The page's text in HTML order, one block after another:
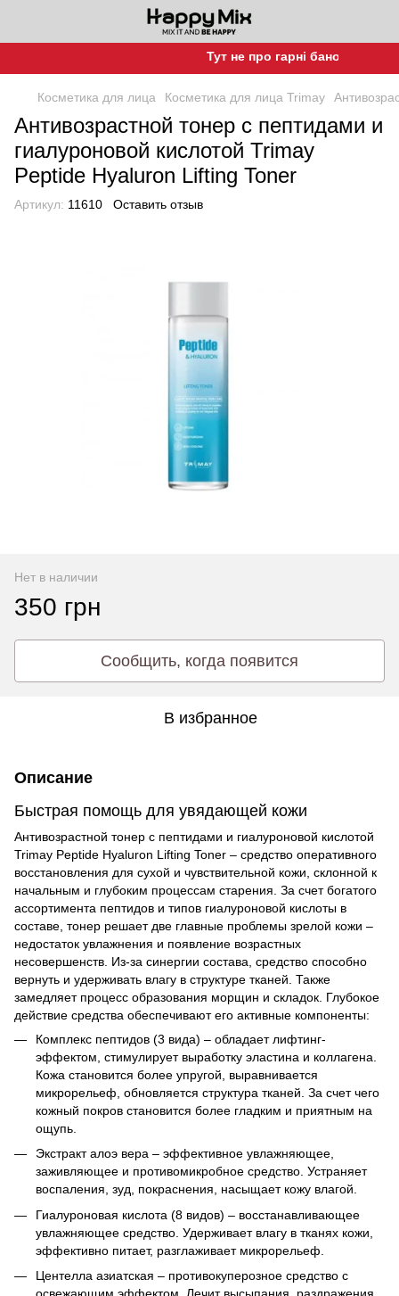
Тут не про гарні баночки, а про
Косметика для лица Косметика для лица Trimay
Антивозрастной тонер с пептидами и
гиалуроновой кислотой Trimay
Peptide Hyaluron Lifting Toner
Артикул: 11610 Оставить отзыв
Нет в наличии
350 грн
Сообщить, когда появится
В избранное
Описание
Быстрая помощь для увядающей кожи
Антивозрастной тонер с пептидами и гиалуроновой кислотой
Trimay Peptide Hyaluron Lifting Toner – средство оперативного
восстановления для сухой и чувствительной кожи, склонной к
начальным и глубоким процессам старения. За счет богатого
ассортимента пептидов и типов гиалуроновой кислоты в
составе, тонер решает две главные проблемы зрелой кожи –
недостаток увлажнения и появление возрастных
несовершенств. Из-за синергии состава, средство способно
вернуть и удерживать влагу в структуре тканей. Также
замедляет процесс образования морщин и складок. Глубокое
действие средства обеспечивают его активные компоненты:
Комплекс пептидов (3 вида) – обладает лифтинг-
эффектом, стимулирует выработку эластина и коллагена.
Кожа становится более упругой, выравнивается
микрорельеф, обновляется структура тканей. За счет чего
кожный покров становится более гладким и приятным на
ощупь.
Экстракт алоэ вера – эффективное увлажняющее,
заживляющее и противомикробное средство. Устраняет
воспаления, зуд, покраснения, насыщает кожу влагой.
Гиалуроновая кислота (8 видов) – восстанавливающее
увлажняющее средство. Удерживает влагу в тканях кожи,
эффективно питает, разглаживает микрорельеф.
Центелла азиатская – противокуперозное средство с